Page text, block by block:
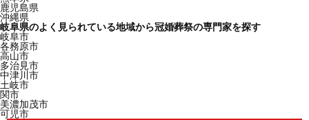
鹿児島県
沖縄県
岐阜県のよく見られている地域から冠婚葬祭の専門家を探す
岐阜市
各務原市
高山市
多治見市
中津川市
土岐市
関市
美濃加茂市
可児市